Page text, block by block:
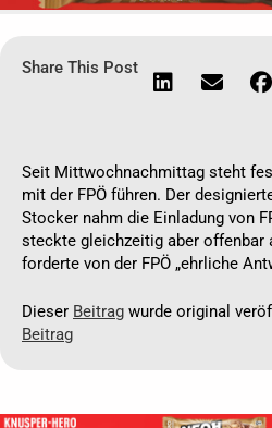
Share This Post
Seit Mittwochnachmittag steht
mit der FPÖ führen. Der
Stocker nahm die Einladung von
steckte gleichzeitig aber offenbar
forderte von der FPÖ „ehrliche
Dieser Beitrag wurde original
Beitrag